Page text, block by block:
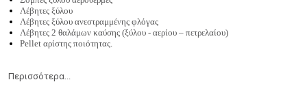
Λέβητες ξύλου
Λέβητες ξύλου ανεστραμμένης φλόγας
Λέβητες 2 θαλάμων καύσης (ξύλου - αερίου – πετρελαίου)
Pellet αρίστης ποιότητας.
Περισσότερα...